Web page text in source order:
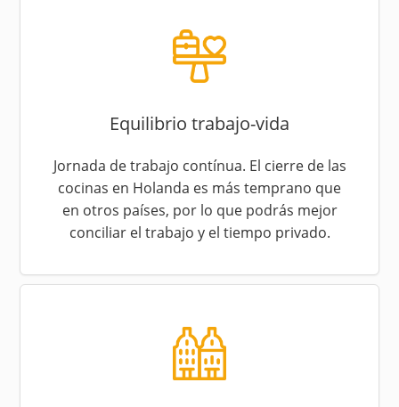
Equilibrio trabajo-vida
Jornada de trabajo contínua. El cierre de las
cocinas en Holanda es más temprano que
en otros países, por lo que podrás mejor
conciliar el trabajo y el tiempo privado.